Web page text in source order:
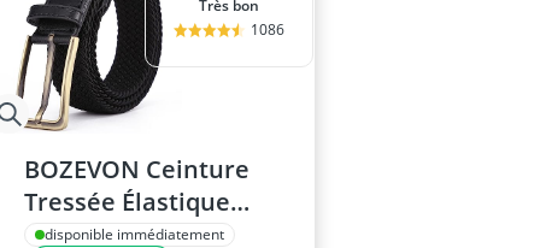
Très bon
1086
BOZEVON Ceinture
Tressée Élastique
Unisexe
disponible immédiatement